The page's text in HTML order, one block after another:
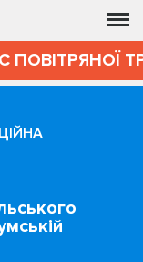
ПОВІТРЯНОЇ